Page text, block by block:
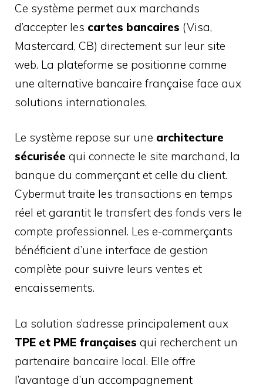
Ce système permet aux marchands
d’accepter les cartes bancaires (Visa,
Mastercard, CB) directement sur leur site
web. La plateforme se positionne comme
une alternative bancaire française face aux
solutions internationales.
Le système repose sur une architecture
sécurisée qui connecte le site marchand, la
banque du commerçant et celle du client.
Cybermut traite les transactions en temps
réel et garantit le transfert des fonds vers le
compte professionnel. Les e-commerçants
bénéficient d’une interface de gestion
complète pour suivre leurs ventes et
encaissements.
La solution s’adresse principalement aux
TPE et PME françaises qui recherchent un
partenaire bancaire local. Elle offre
l’avantage d’un accompagnement